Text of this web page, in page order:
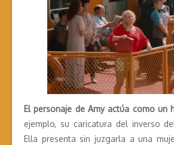
El personaje de Amy actúa como un
ejemplo, su caricatura del inverso
Ella presenta sin juzgarla a una